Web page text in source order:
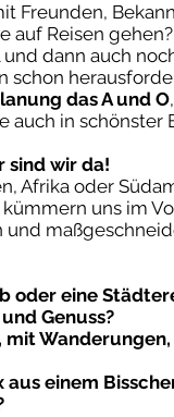
Freunden,
auf Reisen
dann auch
schon
das A und O
auch in schönster
sind wir da!
Afrika oder
uns im
und
oder eine
Genuss?
aus einem